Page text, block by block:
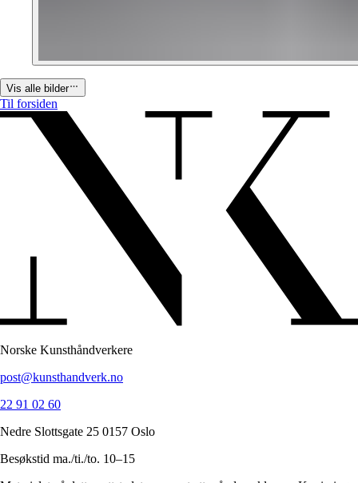
Vis alle bilder
Til forsiden
Norske Kunsthåndverkere
post@kunsthandverk.no
22 91 02 60
Nedre Slottsgate 25 0157 Oslo
Besøkstid ma./ti./to. 10–15